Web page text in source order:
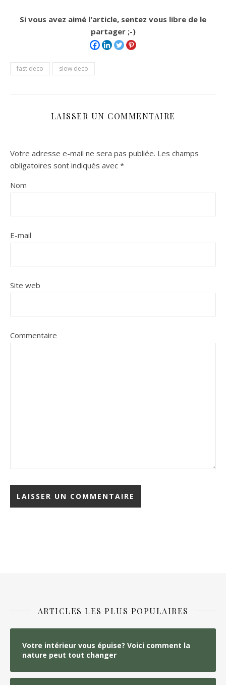
Si vous avez aimé l'article, sentez vous libre de le
partager ;-)
fast deco slow deco
LAISSER UN COMMENTAIRE
Votre adresse e-mail ne sera pas publiée. Les champs
obligatoires sont indiqués avec *
Nom
E-mail
Site web
Commentaire
ARTICLES LES PLUS POPULAIRES
Votre intérieur vous épuise? Voici comment la
nature peut tout changer